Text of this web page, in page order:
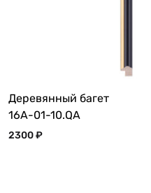
Деревянный багет
16A-01-10.QA
2300₽